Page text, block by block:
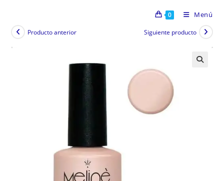
0 Menú
Producto anterior Siguiente producto